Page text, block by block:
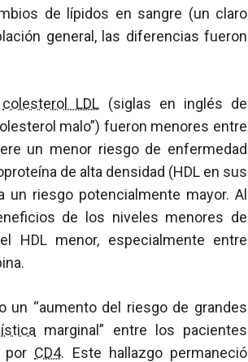
de lípidos en sangre (un claro
general, las diferencias fueron
colesterol LDL (siglas en inglés de
malo”) fueron menores entre
un menor riesgo de enfermedad
de alta densidad (HDL en sus
riesgo potencialmente mayor. Al
de los niveles menores de
HDL menor, especialmente entre
un “aumento del riesgo de grandes
marginal” entre los pacientes
por CD4. Este hallazgo permaneció